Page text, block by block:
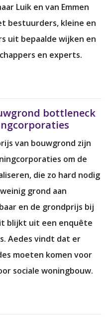
Luik en van Emmen
bestuurders, kleine en
uit bepaalde wijken en
en experts.
bottleneck
van bouwgrond zijn
om de
die zo hard nodig
grond aan
en de grondprijs bij
blijkt uit een enquête
Aedes vindt dat er
moeten komen voor
sociale woningbouw.